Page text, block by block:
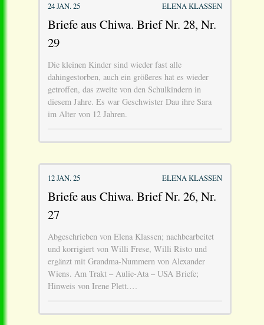
24 JAN. 25 ELENA KLASSEN
Briefe aus Chiwa. Brief Nr. 28, Nr.
29
Die kleinen Kinder sind wieder fast alle
dahingestorben, auch ein größeres hat es wieder
getroffen, das zweite von den Schulkindern in
diesem Jahre. Es war Geschwister Dau ihre Sara
im Alter von 12 Jahren.
12 JAN. 25 ELENA KLASSEN
Briefe aus Chiwa. Brief Nr. 26, Nr.
27
Abgeschrieben von Elena Klassen; nachbearbeitet
und korrigiert von Willi Frese, Willi Risto und
ergänzt mit Grandma-Nummern von Alexander
Wiens. Am Trakt – Aulie-Ata – USA Briefe;
Hinweis von Irene Plett.…